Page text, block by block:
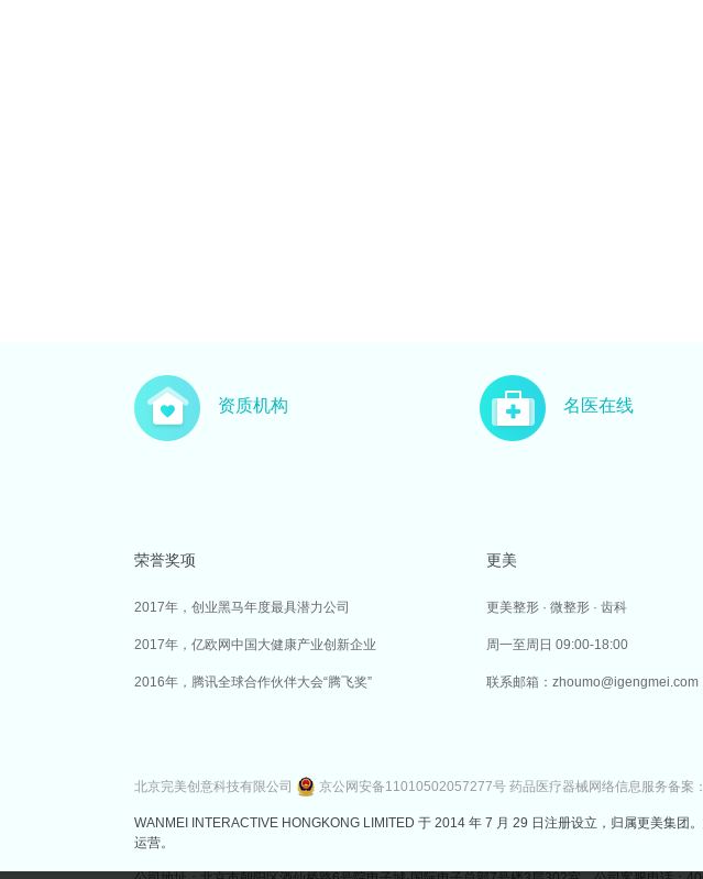
资质机构 名医在线
荣誉奖项
2017年，创业黑马年度最具潜力公司
2017年，亿欧网中国大健康产业创新企业
2016年，腾讯全球合作伙伴大会“腾飞奖”
更美
更美整形 · 微整形 · 齿科
周一至周日 09:00-18:00
联系邮箱：zhoumo@igengmei.com
北京完美创意科技有限公司 京公网安备11010502057277号 药品医疗器械网络信息服务备案
WANMEI INTERACTIVE HONGKONG LIMITED 于 2014 年 7 月 29 日注册设立，归属更美集
运营。